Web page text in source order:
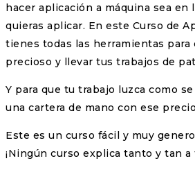
hacer aplicación a máquina sea en
quieras aplicar. En este Curso de
tienes todas las herramientas para
precioso y llevar tus trabajos de
Y para que tu trabajo luzca como
una cartera de mano con ese
Este es un curso fácil y muy
¡Ningún curso explica tanto y tan a